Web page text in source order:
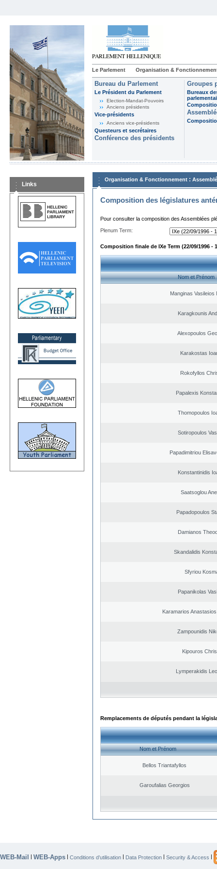
Le Parlement Organisation &
Bureau du Parlement
Le Président du Parlement
Election-Mandat-Pouvoirs
Anciens présidents
Vice-présidents
Anciens vice-présidents
Questeurs et secrétaires
Conférence des présidents
Groupes
Bureaux
Links
Organisation & Fonctionnement :
Composition des législatures
Pour consulter la composition des Assemblées
Plenum Term:
Composition finale de IXe Term (22/09/1996 -
Nom et Prénom
Manginas Vasileios
Karagkounis
Alexopoulos
Karakostas
Rokofyllos
Papalexis
Thomopoulos
Sotiropoulos
Papadimitriou
Konstantinidis
Saatsoglou
Papadopoulos
Damianos
Skandalidis
Sfyriou
Papanikolas
Karamarios
Zampounidis
Kipouros
Lymperakidis
Remplacements de députés pendant la
Nom et Prénom
Bellos Triantafyllos
Garoufalias Georgios
WEB-Mail | WEB-Apps | Conditions d’utilisation | Data Protection | Security & Access |